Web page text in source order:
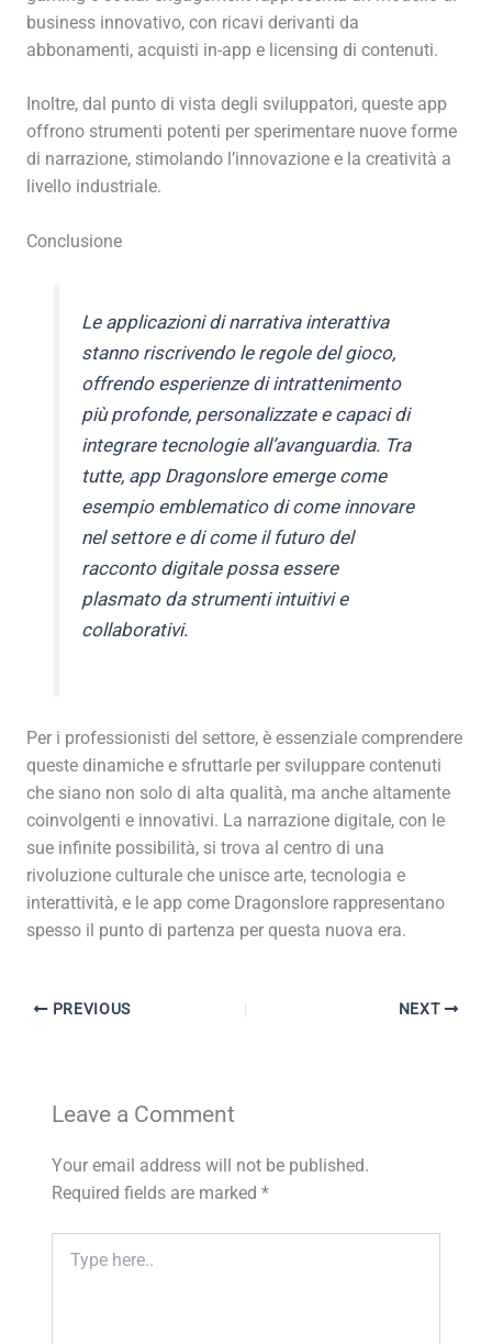
business innovativo, con ricavi derivanti da
abbonamenti, acquisti in-app e licensing di contenuti.
Inoltre, dal punto di vista degli sviluppatori, queste app
offrono strumenti potenti per sperimentare nuove forme
di narrazione, stimolando l’innovazione e la creatività a
livello industriale.
Conclusione
Le applicazioni di narrativa interattiva
stanno riscrivendo le regole del gioco,
offrendo esperienze di intrattenimento
più profonde, personalizzate e capaci di
integrare tecnologie all’avanguardia. Tra
tutte, app Dragonslore emerge come
esempio emblematico di come innovare
nel settore e di come il futuro del
racconto digitale possa essere
plasmato da strumenti intuitivi e
collaborativi.
Per i professionisti del settore, è essenziale comprendere
queste dinamiche e sfruttarle per sviluppare contenuti
che siano non solo di alta qualità, ma anche altamente
coinvolgenti e innovativi. La narrazione digitale, con le
sue infinite possibilità, si trova al centro di una
rivoluzione culturale che unisce arte, tecnologia e
interattività, e le app come Dragonslore rappresentano
spesso il punto di partenza per questa nuova era.
PREVIOUS NEXT
Leave a Comment
Your email address will not be published.
Required fields are marked*
here..